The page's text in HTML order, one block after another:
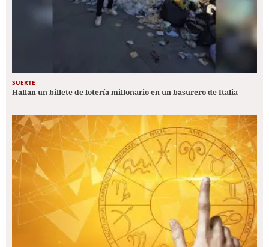
SUERTE
Hallan un billete de lotería millonario en un basurero de Italia